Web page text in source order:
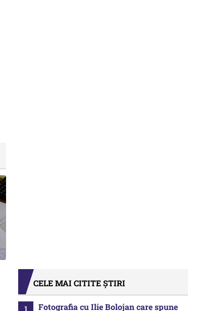
CELE MAI CITITE ȘTIRI
Fotografia cu Ilie Bolojan care spune